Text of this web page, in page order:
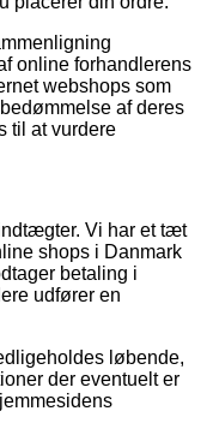
online forhandlerens
webshops som
af deres
til at vurdere
Vi har et tæt
shops i Danmark
betaling i
udfører en
løbende,
der eventuelt er